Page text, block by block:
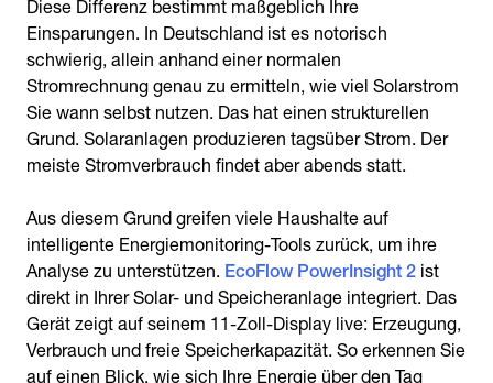
Diese Differenz bestimmt maßgeblich Ihre
Einsparungen. In Deutschland ist es notorisch
schwierig, allein anhand einer normalen
Stromrechnung genau zu ermitteln, wie viel Solarstrom
Sie wann selbst nutzen. Das hat einen strukturellen
Grund. Solaranlagen produzieren tagsüber Strom. Der
meiste Stromverbrauch findet aber abends statt.
Aus diesem Grund greifen viele Haushalte auf
intelligente Energiemonitoring-Tools zurück, um ihre
Analyse zu unterstützen. EcoFlow PowerInsight 2 ist
direkt in Ihrer Solar- und Speicheranlage integriert. Das
Gerät zeigt auf seinem 11-Zoll-Display live: Erzeugung,
Verbrauch und freie Speicherkapazität. So erkennen Sie
auf einen Blick, wie sich Ihre Energie über den Tag